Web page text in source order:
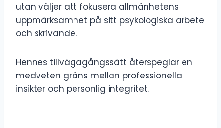
utan väljer att fokusera allmänhetens
uppmärksamhet på sitt psykologiska arbete
och skrivande.
Hennes tillvägagångssätt återspeglar en
medveten gräns mellan professionella
insikter och personlig integritet.